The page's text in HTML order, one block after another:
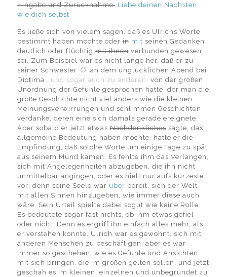
Hingabe und Zurücknahme. Liebe deinen Nächsten
wie dich selbst
Es ließe sich von vielem sagen, daß es Ulrichs Worte
bestimmt haben mochte oderin mit seinen Gedanken
deutlich oder flüchtigmit ihnenverbunden gewesen
sei. Zum Beispiel war es nicht lange her, daß er zu
seiner Schwester
an dem unglücklichen Abend bei
Diotima , und sogar auch zu anderen, von der großen
Unordnung der Gefühle gesprochen hatte, der man die
große Geschichte nicht viel anders wie die kleinen
Meinungsverwirrungen und schlimmen Geschichten
verdanke, deren eine sich damals gerade ereignete.
Aber sobald er jetzt etwasNachdenklichessagte, das
allgemeine Bedeutung haben mochte, hatte er die
Empfindung, daß solche Worte um einige Tage zu spät
aus seinem Mund kämen. Es fehlte ihm das Verlangen,
sich mit Angelegenheiten abzugeben, die ihn nicht
unmittelbar angingen, oder es hielt nur aufs kürzeste
vor; denn seine Seele war über bereit, sich der Welt
mit allen Sinnen hinzugeben, wie immer diese auch
wäre. Sein Urteil spielte dabei sogut wie keine Rolle.
Es bedeutete sogar fast nichts, ob ihm etwas gefiel
oder nicht. Denn es ergriff ihn einfach alles mehr, als
er verstehen konnte. Ulrich war es gewohnt, sich mit
anderen Menschen zu beschäftigen; aber es war
immer so geschehen, wie es Gefühle und Ansichten
mit sich bringen, die im großen gelten sollen, und jetzt
geschah es im kleinen, einzelnen und unbegründet zu